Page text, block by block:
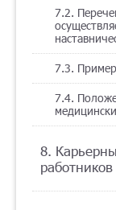
7.2.
7.3.
7.4.
8.